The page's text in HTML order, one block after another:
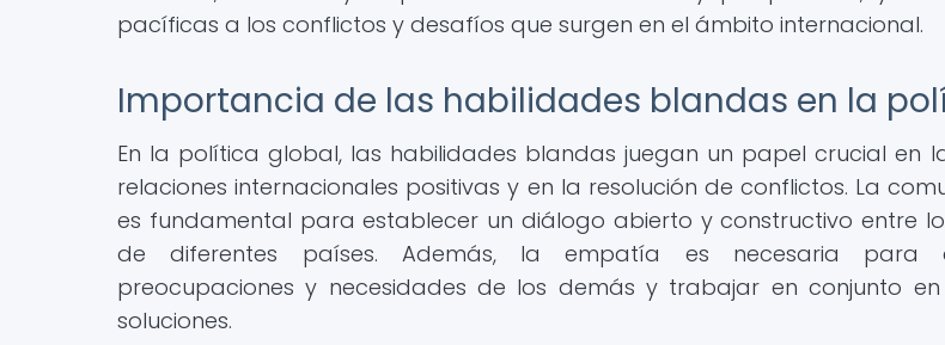
pacíficas a los conflictos y desafíos que surgen en el ámbito internacional.
Importancia de las habilidades blandas en la
En la política global, las habilidades blandas juegan un papel crucial en
relaciones internacionales positivas y en la resolución de conflictos. La
es fundamental para establecer un diálogo abierto y constructivo entre
de diferentes países. Además, la empatía es necesaria para
preocupaciones y necesidades de los demás y trabajar en conjunto
soluciones.